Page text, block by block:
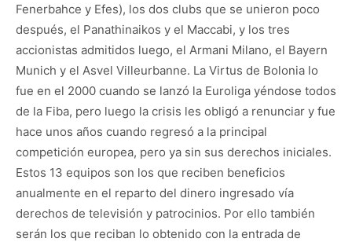
Fenerbahce y Efes), los dos clubs que se unieron poco
después, el Panathinaikos y el Maccabi, y los tres
accionistas admitidos luego, el Armani Milano, el Bayern
Munich y el Asvel Villeurbanne. La Virtus de Bolonia lo
fue en el 2000 cuando se lanzó la Euroliga yéndose todos
de la Fiba, pero luego la crisis les obligó a renunciar y fue
hace unos años cuando regresó a la principal
competición europea, pero ya sin sus derechos iniciales.
Estos 13 equipos son los que reciben beneficios
anualmente en el reparto del dinero ingresado vía
derechos de televisión y patrocinios. Por ello también
serán los que reciban lo obtenido con la entrada de